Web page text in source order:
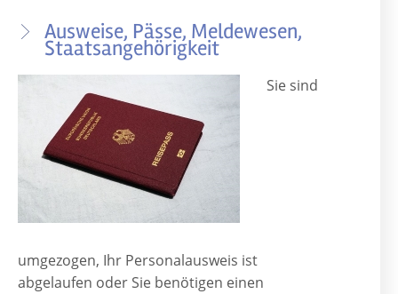
Ausweise, Pässe, Meldewesen,
Staatsangehörigkeit
Sie sind
umgezogen, Ihr Personalausweis ist
abgelaufen oder Sie benötigen einen